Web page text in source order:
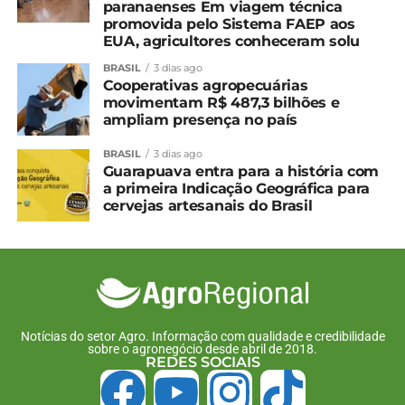
paranaenses Em viagem técnica
promovida pelo Sistema FAEP aos
EUA, agricultores conheceram solu
BRASIL 3 dias ago
Cooperativas agropecuárias
movimentam R$ 487,3 bilhões e
ampliam presença no país
BRASIL 3 dias ago
Guarapuava entra para a história com
a primeira Indicação Geográfica para
cervejas artesanais do Brasil
Notícias do setor Agro. Informação com qualidade e credibilidade
sobre o agronegócio desde abril de 2018.
REDES SOCIAIS